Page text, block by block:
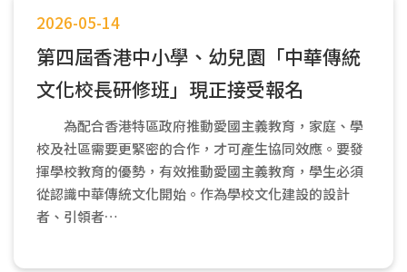
2026-05-14
第四屆香港中小學、幼兒園「中華傳統
文化校長研修班」現正接受報名
為配合香港特區政府推動愛國主義教育，家庭、學
校及社區需要更緊密的合作，才可產生協同效應。要發
揮學校教育的優勢，有效推動愛國主義教育，學生必須
從認識中華傳統文化開始。作為學校文化建設的設計
者、引領者…